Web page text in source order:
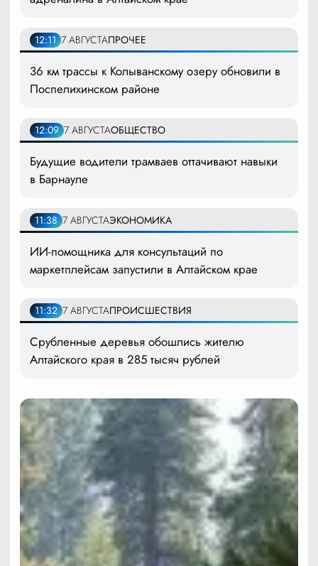
12:11 7 АВГУСТАПРОЧЕЕ
36 км трассы к Колыванскому озеру обновили в
Поспелихинском районе
12:09 7 АВГУСТАОБЩЕСТВО
Будущие водители трамваев оттачивают навыки
в Барнауле
11:38 7 АВГУСТАЭКОНОМИКА
ИИ-помощника для консультаций по
маркетплейсам запустили в Алтайском крае
11:32 7 АВГУСТАПРОИСШЕСТВИЯ
Срубленные деревья обошлись жителю
Алтайского края в 285 тысяч рублей